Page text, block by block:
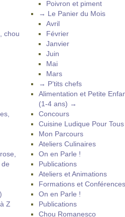
chou
Z
Poivron et piment
→ Le Panier du Mois
Avril
Février
Janvier
Juin
Mai
Mars
→ P’tits chefs
Alimentation et Petite
(1-4 ans) →
Concours
Cuisine Ludique Pour
Mon Parcours
Ateliers Culinaires
On en Parle !
Publications
Ateliers et Animations
Formations et Conférences
On en Parle !
Publications
Chou Romanesco